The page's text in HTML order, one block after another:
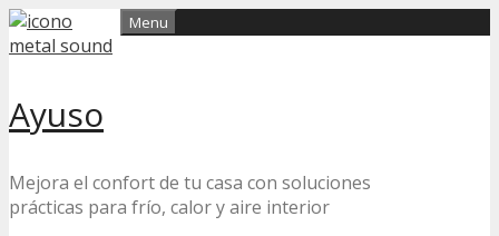
Skip
to
Ayuso
Mejora el confort de tu casa con soluciones
prácticas para frío, calor y aire interior
Menu